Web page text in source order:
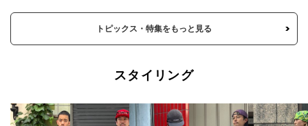
トピックス・特集をもっと見る
スタイリング